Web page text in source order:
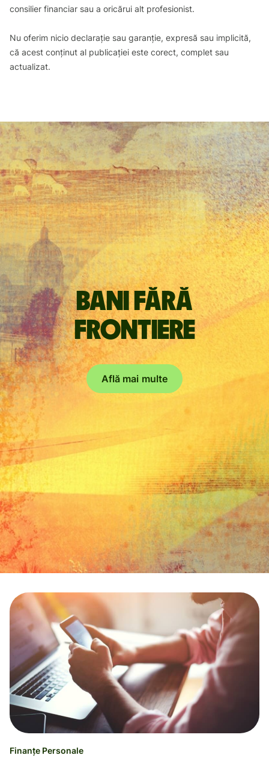
consilier financiar sau a oricărui alt profesionist.
Nu oferim nicio declarație sau garanție, expresă sau implicită,
că acest conținut al publicației este corect, complet sau
actualizat.
Bani fără
frontiere
Află mai multe
Finanțe Personale